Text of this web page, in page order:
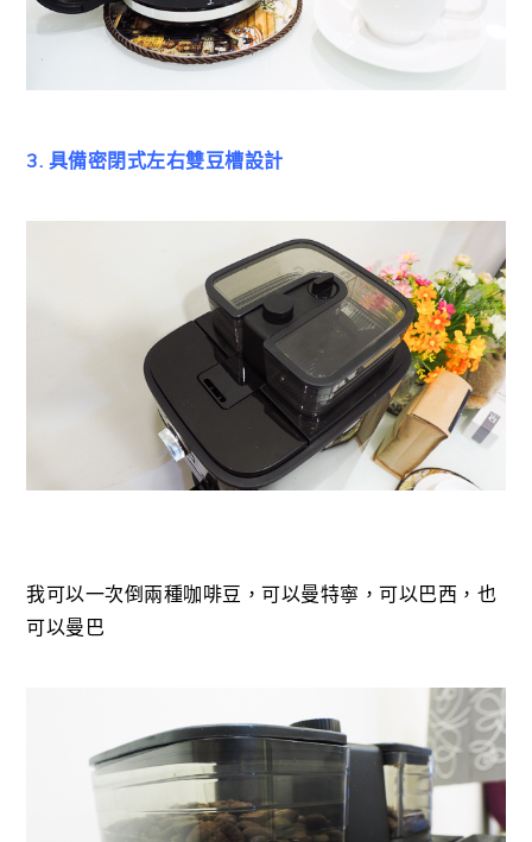
3. 具備密閉式左右雙豆槽設計
我可以一次倒兩種咖啡豆，可以曼特寧，可以巴西，也
可以曼巴